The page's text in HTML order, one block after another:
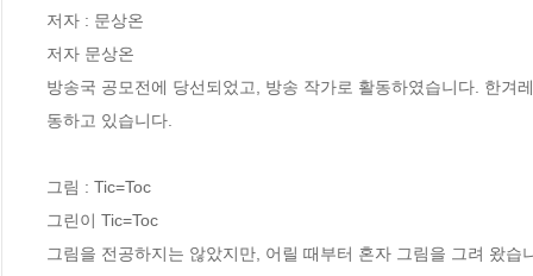
저자 : 문상온
저자 문상온
방송국 공모전에 당선되었고, 방송 작가로 활동하였습니다. 한겨
동하고 있습니다.
그림 : Tic=Toc
그린이 Tic=Toc
그림을 전공하지는 않았지만, 어릴 때부터 혼자 그림을 그려 왔